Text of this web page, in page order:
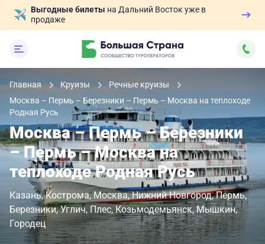
Выгодные билеты на Дальний Восток уже в
продаже
Главная Круизы
Речные круизы
Москва – Пермь – Березники – Пермь – Москва на теплоходе
Родная Русь
Москва – Пермь – Березники
– Пермь – Москва на
теплоходе Родная Русь
Казань Кострома Москва Нижний Новгород Пермь
Березники Углич Плес Козьмодемьянск Мышкин
Городец